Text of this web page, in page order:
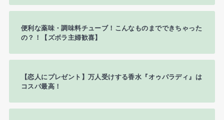
便利な薬味・調味料チューブ！こんなものまでできちゃった
の？！【ズボラ主婦歓喜】
【恋人にプレゼント】万人受けする香水『オゥパラディ』は
コスパ最高！